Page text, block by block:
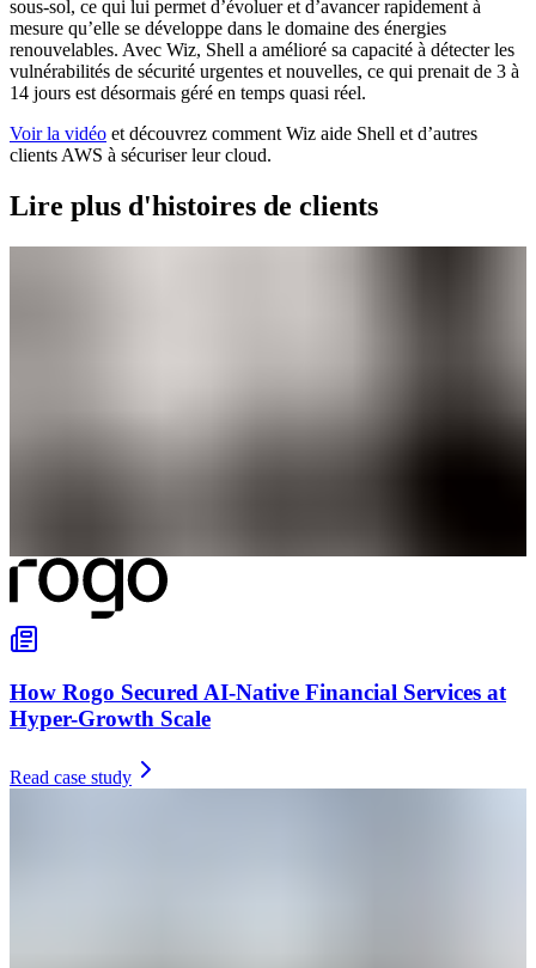
sous-sol, ce qui lui permet d’évoluer et d’avancer rapidement à
mesure qu’elle se développe dans le domaine des énergies
renouvelables. Avec Wiz, Shell a amélioré sa capacité à détecter les
vulnérabilités de sécurité urgentes et nouvelles, ce qui prenait de 3 à
14 jours est désormais géré en temps quasi réel.
Voir la vidéo et découvrez comment Wiz aide Shell et d’autres
clients AWS à sécuriser leur cloud.
Lire plus d'histoires de clients
How Rogo Secured AI-Native Financial Services at
Hyper-Growth Scale
Read case study